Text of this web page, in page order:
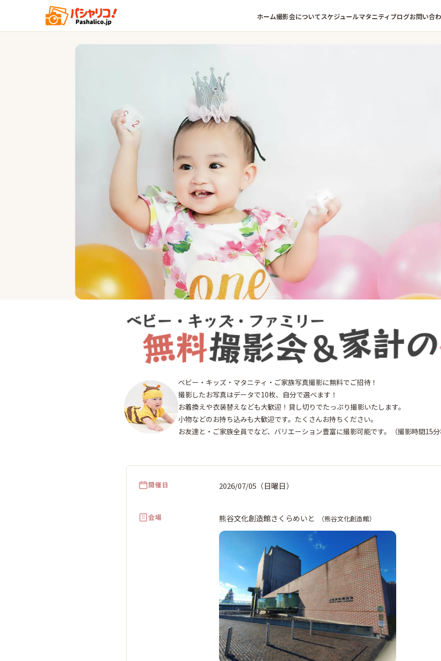
ホーム撮影会についてスケジュールマタニティブログお問い合
終了
熊谷
2026年7
5
日
ベビー・キッズ・マタニティ・ご家族写真撮影に無料でご招待！
撮影したお写真はデータで10枚、自分で選べます！
お着換えや衣装替えなども大歓迎！貸し切りでたっぷり撮影いたします。
小物などのお持ち込みも大歓迎です。たくさんお持ちください。
お友達と・ご家族全員でなど、バリエーション豊富に撮影可能です。（撮影時間15
開催日 2026/07/05（日曜日）
会場 熊谷文化創造館さくらめいと （熊谷文化創造館）